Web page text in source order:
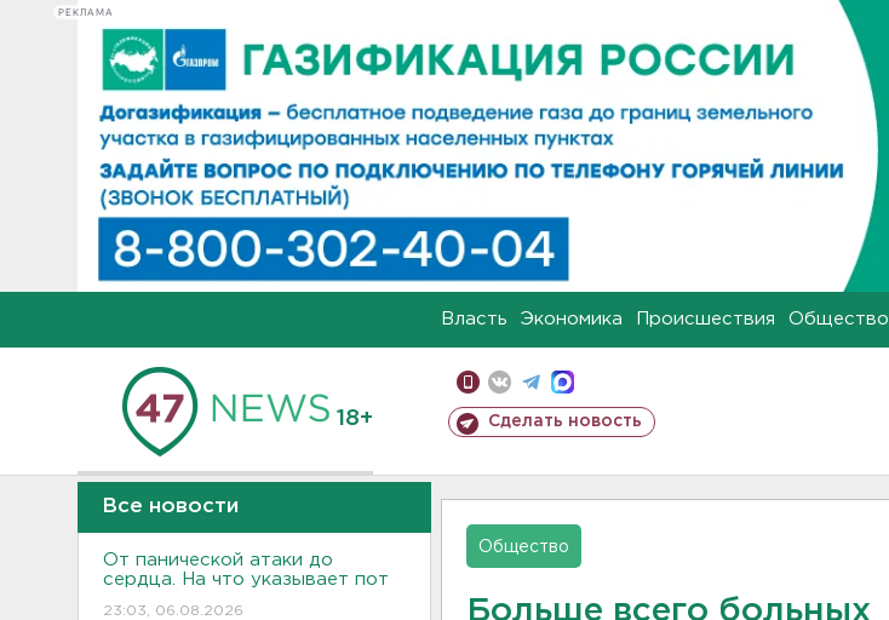
РЕКЛАМА
Власть Экономика Происшествия Общество
18+ Сделать новость
Все новости
От панической атаки до
сердца. На что указывает пот
23:03, 06.08.2026
Общество
Больше всего больных